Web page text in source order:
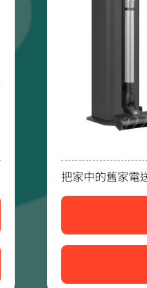
把家中的舊家電